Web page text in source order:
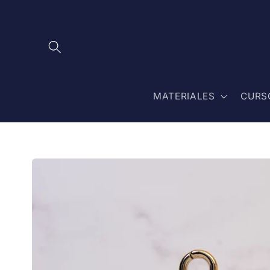
MATERIALES
directamente